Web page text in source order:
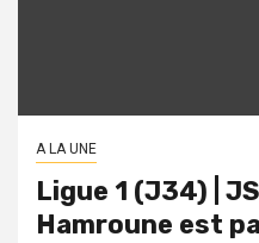
A LA UNE
Ligue 1 (J34) |
Hamroune est